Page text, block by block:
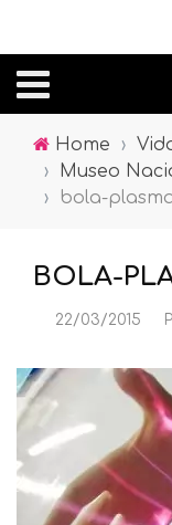
Home ›
›
Museo
›
bola-
BOLA-
22/03/2015